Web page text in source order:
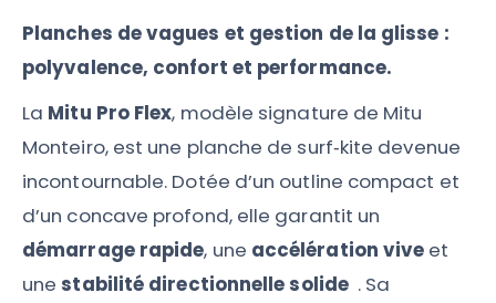
Planches de vagues et gestion de la glisse :
polyvalence, confort et performance.
La Mitu Pro Flex, modèle signature de Mitu
Monteiro, est une planche de surf‑kite devenue
incontournable. Dotée d’un outline compact et
d’un concave profond, elle garantit un
démarrage rapide, une accélération vive et
unestabilité directionnelle solide . Sa